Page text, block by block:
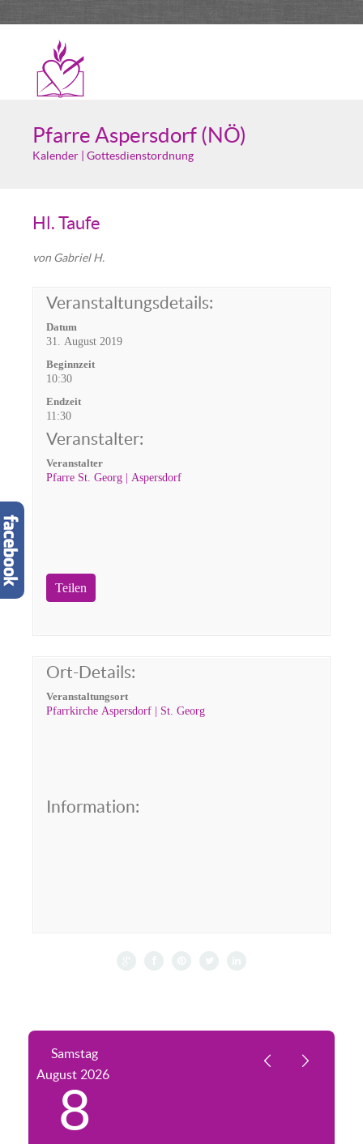
Pfarre Aspersdorf (NÖ)
Kalender | Gottesdienstordnung
Hl. Taufe
von Gabriel H.
Veranstaltungsdetails:
Datum
31. August 2019
Beginnzeit
10:30
Endzeit
11:30
Veranstalter:
Veranstalter
Pfarre St. Georg | Aspersdorf
Teilen
Ort-Details:
Veranstaltungsort
Pfarrkirche Aspersdorf | St. Georg
Information:
Samstag
August 2026
8